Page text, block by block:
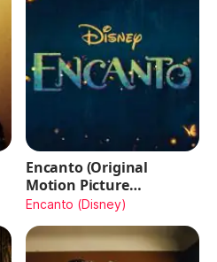
Encanto (Original
Motion Picture
Soundtrack)
Encanto (Disney)